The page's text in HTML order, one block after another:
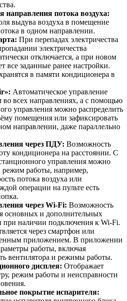
направления потока воздуха:
выдува воздуха в помещение
в одном направлении.
При перепадах электричества
электричества
отключается, а при новом
все заданные ранее настройки.
в памяти кондиционера в
Автоматическое управление
всех направлениях, а с помощью
управления можно распределить
помещения или зафиксировать
направлении, даже параллельно
через ПДУ: Возможность
кондиционера на расстоянии. С
управления можно
режим работы, например,
потока воздуха или
операции на пульте есть
через Wi-Fi: Возможность
основных и дополнительных
при наличии подключения к Wi-Fi.
через смартфон или
приложением. В приложении
работы, включая
вентилятора и режимы работы.
дисплея: Отображает
режим работы и неисправности
покрытие испарителя: